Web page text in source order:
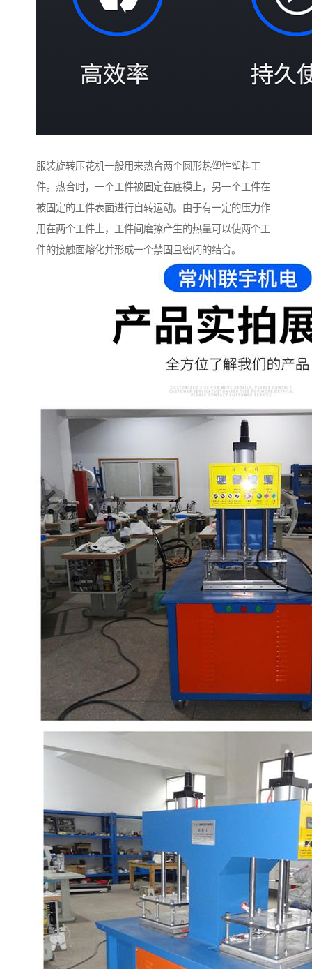
服装旋转压花机一般用来热合两个圆形热塑性塑料工
件。热合时，一个工件被固定在底模上，另一个工件在
被固定的工件表面进行自转运动。由于有一定的压力作
用在两个工件上，工件间磨擦产生的热量可以使两个工
件的接触面熔化并形成一个禁固且密闭的结合。